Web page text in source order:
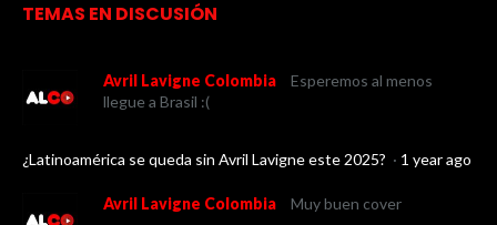
TEMAS EN DISCUSIÓN
Avril Lavigne Colombia
Esperemos al menos
llegue a Brasil :(
¿Latinoamérica se queda sin Avril Lavigne este 2025? · 1 year ago
Avril Lavigne Colombia Muy buen cover